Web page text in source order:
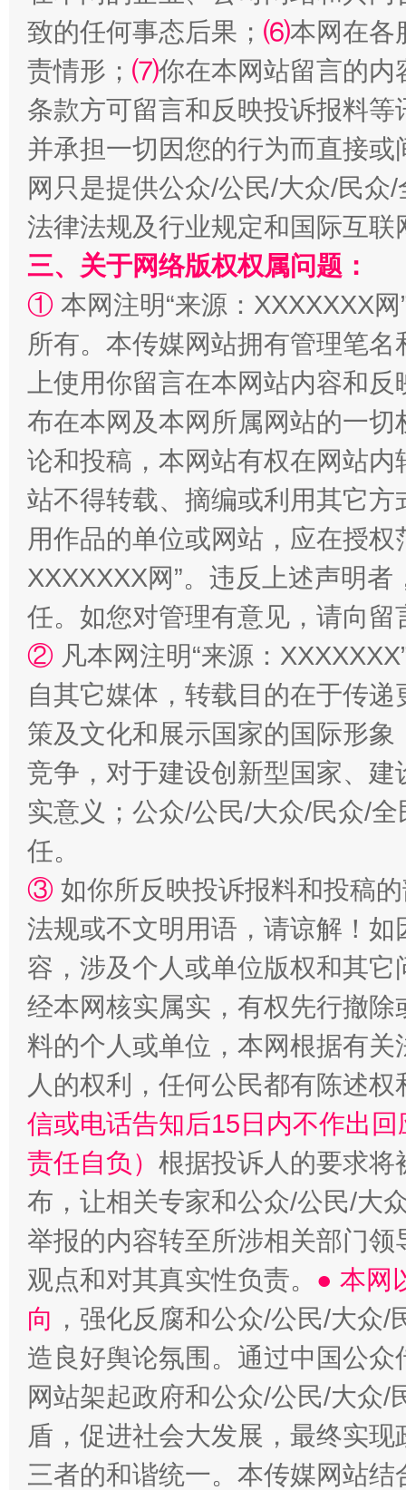
扯下公款旅游的“隐身衣” 如何以
“蜀中异人”王建安的艺术幻境
致的任何事态后果； ⑹本网在各
责情形； ⑺你在本网站留言的内
条款方可留言和反映投诉报料
并承担一切因您的行为而直接
网只是提供公众/公民/大众/民
法律法规及行业规定和国际互
三、关于网络版权权属问题：
① 本网注明“来源：XXXXXXX
所有。本传媒网站拥有管理笔
上使用你留言在本网站内容和
布在本网及本网所属网站的一
论和投稿，本网站有权在网站
站不得转载、摘编或利用其它
用作品的单位或网站，应在授
XXXXXXX网”。违反上述声明
任。如您对管理有意见，请向
② 凡本网注明“来源：
自其它媒体，转载目的在于传
策及文化和展示国家的国际形
竞争，对于建设创新型国家、
实意义；公众/公民/大众/民众/
任。
③ 如你所反映投诉报料和投稿
法规或不文明用语，请谅解！
容，涉及个人或单位版权和其它
经本网核实属实，有权先行撤
料的个人或单位，本网根据有
人的权利，任何公民都有陈述
信或电话告知后15日内不作出
责任自负） 根据投诉人的要求将
布，让相关专家和公众/公民/大
举报的内容转至所涉相关部门
观点和对其真实性负责。 ● 本网
向 ，强化反腐和公众/公民/大众
造良好舆论氛围。通过中国公
网站架起政府和公众/公民/大众
盾，促进社会大发展，最终实
三者的和谐统一。本传媒网站